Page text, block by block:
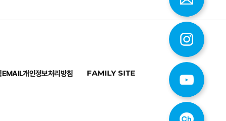
EMAIL개인정보처리방침 FAMILY SITE